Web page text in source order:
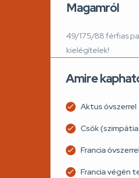
Magamról
49/175/88 férfias
kielégítelek!
Amire
Aktus óvszerrel
Csók
Francia óvszerrel
Francia végén